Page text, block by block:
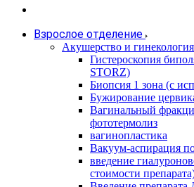
Взрослое отделение
Акушерство и гинекология
Гистероскопия
STORZ)
Биопсия 1 зона (с
Бужирование
Вагинальный
фототермолиз
вагинопластика
Вакуум-аспирация
введение
стоимости